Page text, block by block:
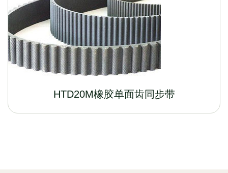
HTD20M橡胶单面齿同步带